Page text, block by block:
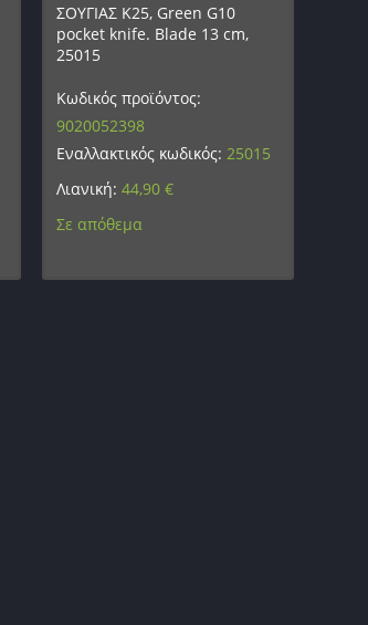
ΣΟΥΓΙΑΣ K25, Green G10
pocket knife. Blade 13 cm,
25015
Κωδικός προϊόντος:
9020052398
Εναλλακτικός κωδικός: 25015
Λιανική:44,90€
Σε απόθεμα